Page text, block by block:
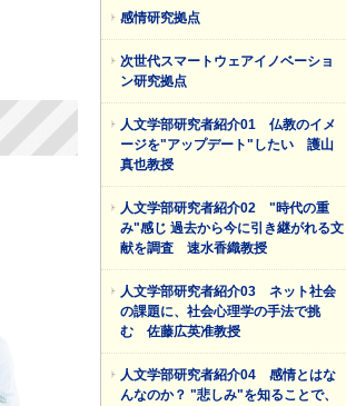
感情研究拠点
次世代スマートウェアイノベーショ
ン研究拠点
人文学部研究者紹介01 仏教のイメ
ージを"アップデート"したい 護山
真也教授
人文学部研究者紹介02 "時代の重
み"感じ 過去から今に引き継がれる文
献を調査 速水香織教授
人文学部研究者紹介03 ネット社会
の課題に、社会心理学の手法で挑
む 佐藤広英准教授
人文学部研究者紹介04 感情とはな
んなのか？ "悲しみ"を知ることで、